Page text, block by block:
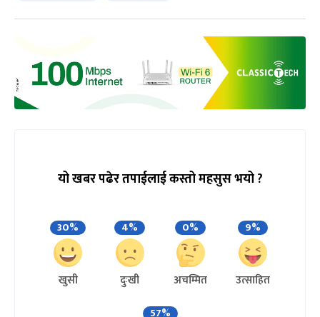
यो खबर पढेर तपाईलाई कस्तो महसुस भयो ?
30%
खुसी
4%
दुःखी
0%
अचम्मित
9%
उत्साहित
57%